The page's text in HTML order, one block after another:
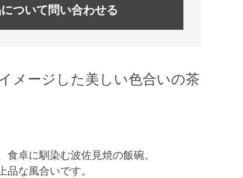
ついて問い合わせる
メージした美しい色合いの茶
卓に馴染む波佐見焼の飯碗。
な風合いです。